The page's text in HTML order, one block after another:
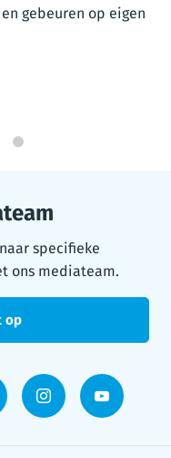
gebeuren op eigen
specifieke
ons mediateam.
op